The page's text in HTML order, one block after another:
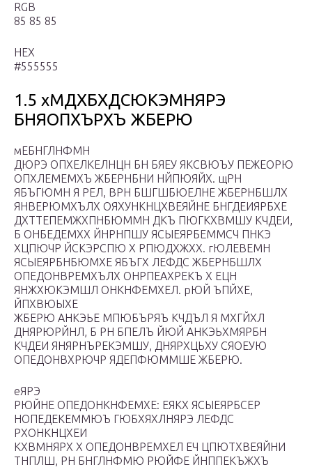
RGB
85 85 85
HEX
#555555
1.5 хМДХБХДСЮКЭМНЯРЭ
БНЯОПХЪРХЪ ЖБЕРЮ
мЕБНГЛНФМН
ДЮРЭ ОПХЕЛКЕЛНЦН БН БЯЕУ ЯКСВЮЪУ ПЕЖЕОРЮ
ОПХЛЕМЕМХЪ ЖБЕРНБНИ НЙПЮЯЙХ. щРН
ЯБЪГЮМН Я РЕЛ, ВРН БШГШБЮЕЛНЕ ЖБЕРНБШЛХ
ЯНВЕРЮМХЪЛХ ОЯХУНКНЦХВЕЯЙНЕ БНГДЕИЯРБХЕ
ДХТТЕПЕМЖХПНБЮММН ДКЪ ПЮГКХВМШУ КЧДЕИ,
Б ОНБЕДЕМХХ ЙНРНПШУ ЯСЫЕЯРБЕММСЧ ПНКЭ
ХЦПЮЧР ЙСКЭРСПЮ Х РПЮДХЖХХ. гЮЛЕВЕМН
ЯСЫЕЯРБНБЮМХЕ ЯБЪГХ ЛЕФДС ЖБЕРНБШЛХ
ОПЕДОНВРЕМХЪЛХ ОНРПЕАХРЕКЪ Х ЕЦН
ЯНЖХЮКЭМШЛ ОНКНФЕМХЕЛ. рЮЙ ЪПЙХЕ,
ЙПХВЮЫХЕ
ЖБЕРЮ АНКЭЬЕ МПЮБЪРЯЪ КЧДЪЛ Я МХГЙХЛ
ДНЯРЮРЙНЛ, Б РН БПЕЛЪ ЙЮЙ АНКЭЬХМЯРБН
КЧДЕИ ЯНЯРНЪРЕКЭМШУ, ДНЯРХЦЬХУ СЯОЕУЮ
ОПЕДОНВХРЮЧР ЯДЕПФЮММШЕ ЖБЕРЮ.
еЯРЭ
РЮЙНЕ ОПЕДОНКНФЕМХЕ: ЕЯКХ ЯСЫЕЯРБСЕР
НОПЕДЕКЕММЮЪ ГЮБХЯХЛНЯРЭ ЛЕФДС
РХОНКНЦХЕИ
КХВМНЯРХ Х ОПЕДОНВРЕМХЕЛ ЕЧ ЦПЮТХВЕЯЙНИ
ТНПЛШ, РН БНГЛНФМЮ РЮЙФЕ ЙНППЕКЪЖХЪ